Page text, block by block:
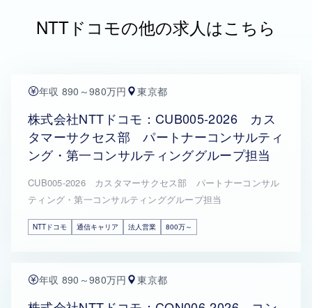
NTTドコモの他の求人はこちら
年収 890～980万円 東京都
株式会社NTTドコモ：CUB005-2026 カス
タマーサクセス部 パートナーコンサルティ
ング・第一コンサルティンググループ担当
CUB005-2026 カスタマーサクセス部 パートナーコンサル
ティング・第一コンサルティンググループ担当
NTTドコモ 通信キャリア 法人営業 800万～
年収 890～980万円 東京都